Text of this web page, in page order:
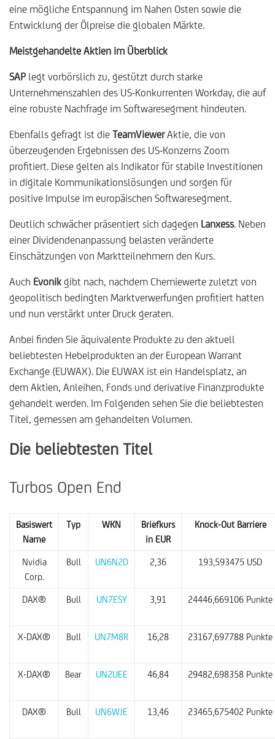
eine mögliche Entspannung im Nahen Osten sowie die
Entwicklung der Ölpreise die globalen Märkte.
Meistgehandelte Aktien im Überblick
SAP legt vorbörslich zu, gestützt durch starke
Unternehmenszahlen des US-Konkurrenten Workday, die auf
eine robuste Nachfrage im Softwaresegment hindeuten.
Ebenfalls gefragt ist die TeamViewerAktie, die von
überzeugenden Ergebnissen des US-Konzerns Zoom
profitiert. Diese gelten als Indikator für stabile Investitionen
in digitale Kommunikationslösungen und sorgen für
positive Impulse im europäischen Softwaresegment.
Deutlich schwächer präsentiert sich dagegen Lanxess. Neben
einer Dividendenanpassung belasten veränderte
Einschätzungen von Marktteilnehmern den Kurs.
Auch Evonik gibt nach, nachdem Chemiewerte zuletzt von
geopolitisch bedingten Marktverwerfungen profitiert hatten
und nun verstärkt unter Druck geraten.
Anbei finden Sie äquivalente Produkte zu den aktuell
beliebtesten Hebelprodukten an der European Warrant
Exchange (EUWAX). Die EUWAX ist ein Handelsplatz, an
dem Aktien, Anleihen, Fonds und derivative Finanzprodukte
gehandelt werden. Im Folgenden sehen Sie die beliebtesten
Titel, gemessen am gehandelten Volumen.
Die beliebtesten Titel
Turbos Open End
Basiswert
Name
Typ WKN
Briefkurs
in EUR
Knock-Out Barriere
Nvidia
Corp.
Bull UN6N2D 2,36 193,593475 USD
DAX® Bull UN7ESY 3,91 24446,669106 Punkte
X-DAX® Bull UN7M8R 16,28 23167,697788 Punkte
X-DAX® Bear UN2UEE 46,84 29482,698358 Punkte
DAX® Bull UN6WJE 13,46 23465,675402 Punkte